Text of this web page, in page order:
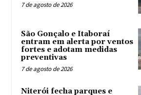
7 de agosto de 2026
São Gonçalo e Itaboraí
entram em alerta por ventos
fortes e adotam medidas
preventivas
7 de agosto de 2026
Niterói fecha parques e